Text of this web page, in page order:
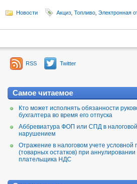
Новости Акциз Топливо Электронная
RSS Twitter
Самое читаемое
Кто может исполнять обязанности
бухгалтера во время его отпуска
Аббревиатура ФОП или СПД в
нарушением
Отражение в налоговом учете условной
(товарных остатков) при аннулировании
плательщика НДС